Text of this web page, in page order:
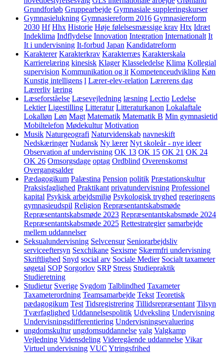
Grundforløb Gruppearbejde Gymnasiale suppleringskurser
Gymnasielukning Gymnasiereform 2016 Gymnasiereform
2030 Hf Hhx Historie Høje følelsesmæssige krav Htx Idræt
Indeklima Indflydelse Innovation Integration Internationalt It
It i undervisning It-forbud Japan Kandidatreform
Karakterer Karakterkrav Karakterræs Karakterskala
Karrierelæring kinesisk Klager Klasseledelse Klima Kollegial
supervision Kommunikation og it Kompetenceudvikling Køn
Kunstig intelligens l Lærer-elev-relation Lærerens dag
Lærerliv læring
Læseforståelse Læsevejledning læsning Lectio Ledelse
Lektier Ligestilling Litteratur Litteraturkanon Lokalaftale
Lokalløn Løn Magt Matematik Matematik B Min gymnasietid
Mobiltelefon Mødekultur Motivation
Musik Naturgeografi Naturvidenskab navneskift
Nedskæringer Nudansk Ny lærer Nyt skoleår - nye ideer
Observation af undervisning OK 13 OK 15 OK 21 OK 24
OK 26 Omsorgsdage optag Ordblind Overenskomst
Overgangsalder
Pædagogikum Palæstina Pension politik Præstationskultur
Praksisfaglighed Praktikant privatundervisning Professionel
kapital Psykisk arbejdsmiljø Psykologisk tryghed regeringens
gymnasieudspil Religion Repræsentantskabsmøde
Repræsentantskabsmøde 2023 Repræsentantskabsmøde 2024
Repræsentantskabsmøde 2025 Rettestrategier samarbejde
mellem uddannelser
Seksualundervisning Selvcensur Seniorarbejdsliv
serviceeftersyn Sexchikane Sexisme Skærmfri undervisning
Skriftlighed Snyd social arv Sociale Medier Socialt taxameter
søgetal SOP Sorgorlov SRP Stress Studiepraktik
Studieretning
Studietur Sverige Sygdom Talblindhed Taxameter
Taxameterordning Teamsamarbejde Tekst Teoretisk
pædagogikum Test Tidsregistrering Tillidsrepræsentant Tilsyn
Tværfaglighed Uddannelsespolitik Udveksling Undervisning
Undervisningsdifferentiering Undervisningsevaluering
ungdomskultur ungdomsuddannelse valg Valgkamp
Vejledning Vidensdeling Videregående uddannelse Vikar
Virtuel undervisning VUC Ytringsfrihed